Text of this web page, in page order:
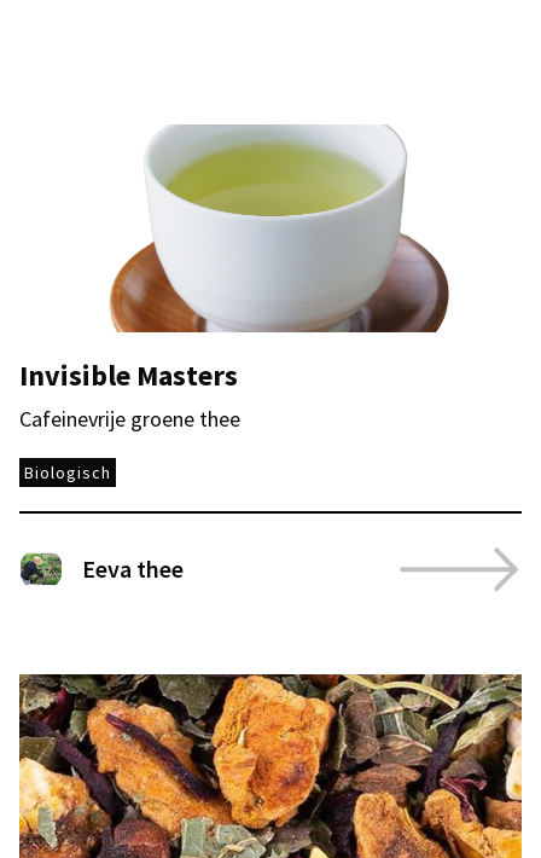
Invisible Masters
Cafeinevrije groene thee
Biologisch
Eeva thee